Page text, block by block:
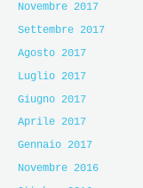
Novembre 2017
Settembre 2017
Agosto 2017
Luglio 2017
Giugno 2017
Aprile 2017
Gennaio 2017
Novembre 2016